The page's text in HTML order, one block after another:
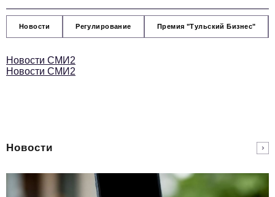
Новости Регулирование Премия "Тульский Бизнес"
Новости СМИ2
Новости СМИ2
Новости